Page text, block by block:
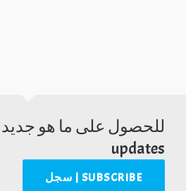
updates
SUBSCRIBE | سجل